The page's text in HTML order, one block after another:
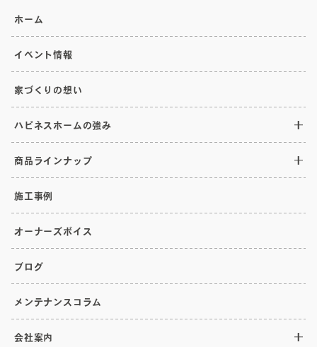
ホーム
イベント情報
家づくりの想い
ハピネスホームの強み
商品ラインナップ
施工事例
オーナーズボイス
ブログ
メンテナンスコラム
会社案内